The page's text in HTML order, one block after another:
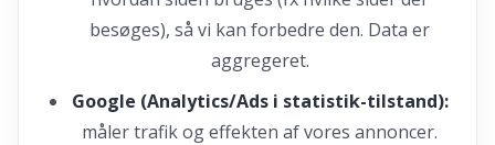
besøges), så vi kan forbedre den. Data er
aggregeret.
Google (Analytics/Ads i statistik-tilstand):
måler trafik og effekten af vores annoncer.